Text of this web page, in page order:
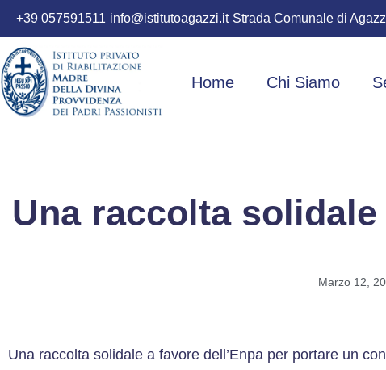
+39 057591511 info@istitutoagazzi.it Strada Comunale di
Home Chi Siamo
Una raccolta solidale
Marzo 12,
Una raccolta solidale a favore dell’Enpa per portare un